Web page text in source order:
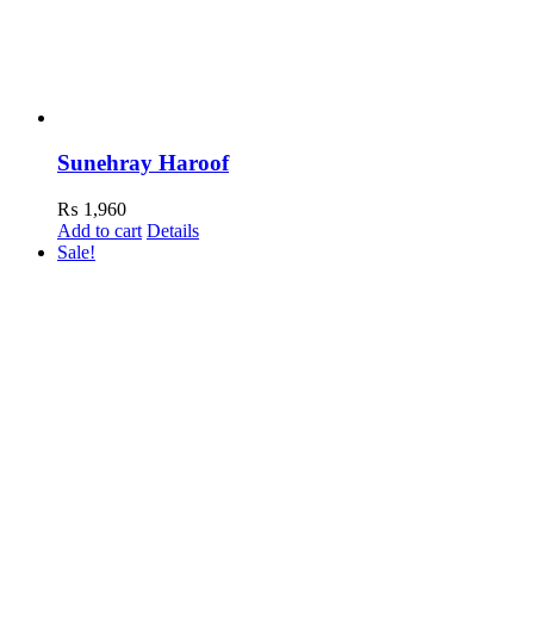
Sunehray Haroof
₨ 1,960
Add to cart Details
Sale!